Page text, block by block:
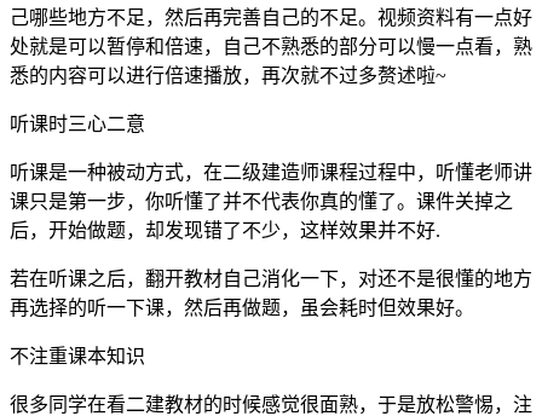
己哪些地方不足，然后再完善自己的不足。视频资料有一点好
处就是可以暂停和倍速，自己不熟悉的部分可以慢一点看，熟
悉的内容可以进行倍速播放，再次就不过多赘述啦~
听课时三心二意
听课是一种被动方式，在二级建造师课程过程中，听懂老师讲
课只是第一步，你听懂了并不代表你真的懂了。课件关掉之
后，开始做题，却发现错了不少，这样效果并不好.
若在听课之后，翻开教材自己消化一下，对还不是很懂的地方
再选择的听一下课，然后再做题，虽会耗时但效果好。
不注重课本知识
很多同学在看二建教材的时候感觉很面熟，于是放松警惕，注